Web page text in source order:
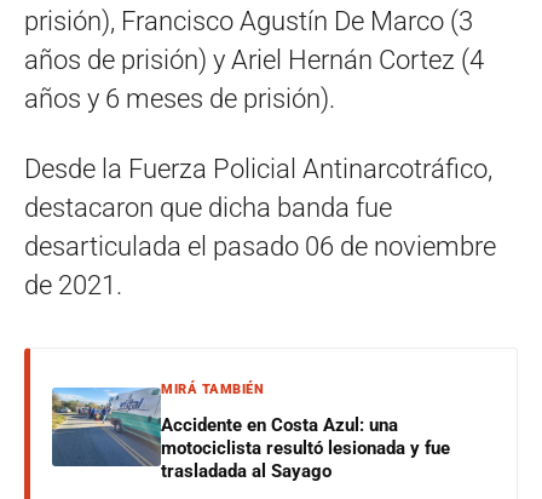
prisión), Francisco Agustín De Marco (3
años de prisión) y Ariel Hernán Cortez (4
años y 6 meses de prisión).
Desde la Fuerza Policial Antinarcotráfico,
destacaron que dicha banda fue
desarticulada el pasado 06 de noviembre
de 2021.
MIRÁ TAMBIÉN
Accidente en Costa Azul: una
motociclista resultó lesionada y fue
trasladada al Sayago